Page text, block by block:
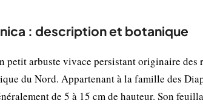
: description et botanique
petit arbuste vivace persistant originaire des
du Nord. Appartenant à la famille des
de 5 à 15 cm de hauteur. Son